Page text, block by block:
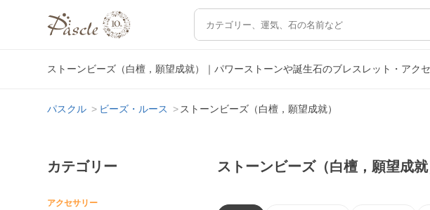
ストーンビーズ（白檀，願望成就）｜パワーストーンや誕生石のブレスレット・アク
パスクル ビーズ・ルース ストーンビーズ（白檀，願望成就）
カテゴリー
アクセサリー
ストーンビーズ（白檀，願望成就